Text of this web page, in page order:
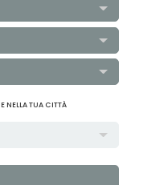
NELLA TUA CITTÀ